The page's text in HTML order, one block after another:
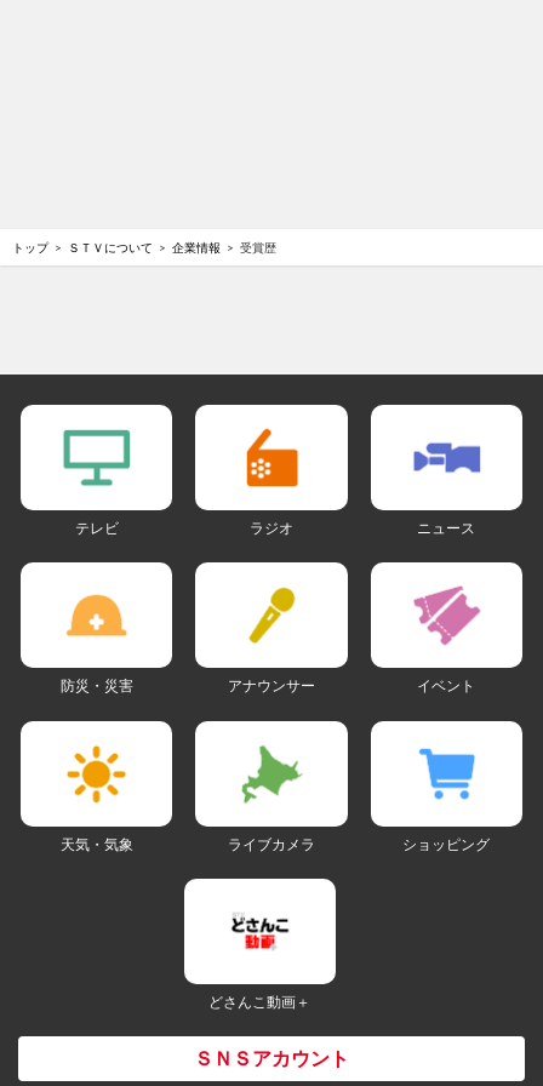
トップ ＳＴＶについて 企業情報 受賞歴
テレビ ラジオ ニュース
防災・災害 アナウンサー イベント
天気・気象 ライブカメラ ショッピング
どさんこ動画＋
ＳＮＳアカウント